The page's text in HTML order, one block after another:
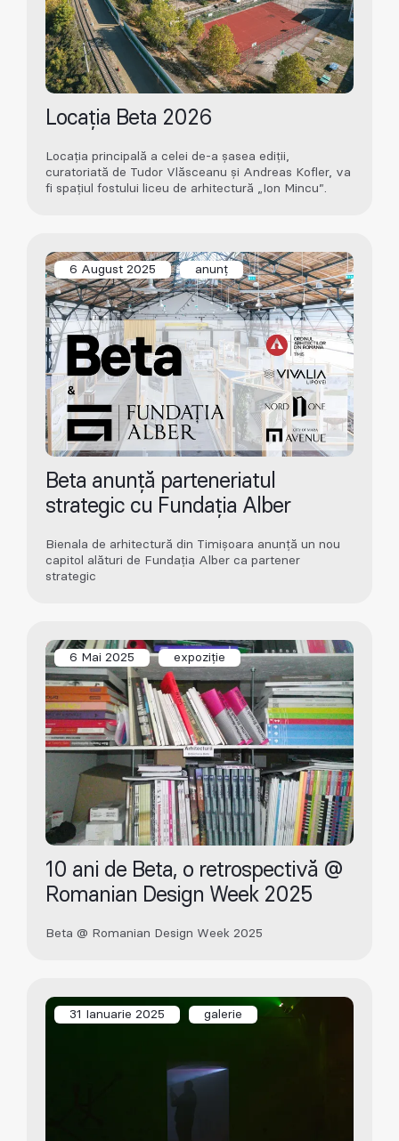
Locația Beta 2026
Locația principală a celei de-a șasea ediții,
curatoriată de Tudor Vlăsceanu și Andreas Kofler, va
fi spațiul fostului liceu de arhitectură „Ion Mincu”.
6 August 2025 anunț
Beta anunță parteneriatul
strategic cu Fundația Alber
Bienala de arhitectură din Timișoara anunță un nou
capitol alături de Fundația Alber ca partener
strategic
6 Mai 2025 expoziție
10 ani de Beta, o retrospectivă @
Romanian Design Week 2025
Beta @ Romanian Design Week 2025
31 Ianuarie 2025 galerie